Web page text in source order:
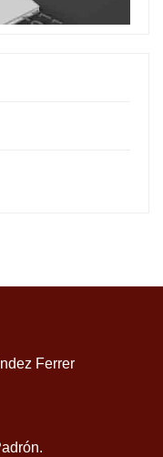
Ferrer